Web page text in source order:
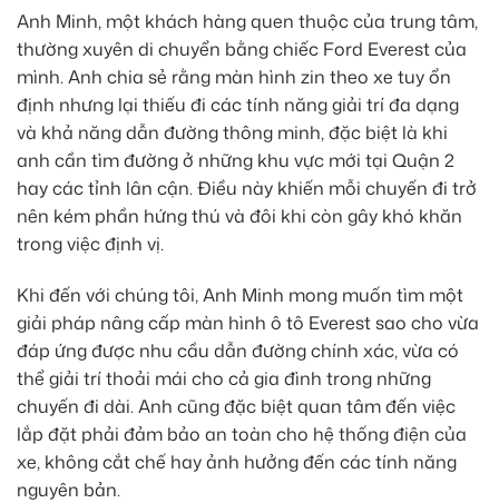
Anh Minh, một khách hàng quen thuộc của trung tâm,
thường xuyên di chuyển bằng chiếc Ford Everest của
mình. Anh chia sẻ rằng màn hình zin theo xe tuy ổn
định nhưng lại thiếu đi các tính năng giải trí đa dạng
và khả năng dẫn đường thông minh, đặc biệt là khi
anh cần tìm đường ở những khu vực mới tại Quận 2
hay các tỉnh lân cận. Điều này khiến mỗi chuyến đi trở
nên kém phần hứng thú và đôi khi còn gây khó khăn
trong việc định vị.
Khi đến với chúng tôi, Anh Minh mong muốn tìm một
giải pháp nâng cấp màn hình ô tô Everest sao cho vừa
đáp ứng được nhu cầu dẫn đường chính xác, vừa có
thể giải trí thoải mái cho cả gia đình trong những
chuyến đi dài. Anh cũng đặc biệt quan tâm đến việc
lắp đặt phải đảm bảo an toàn cho hệ thống điện của
xe, không cắt chế hay ảnh hưởng đến các tính năng
nguyên bản.